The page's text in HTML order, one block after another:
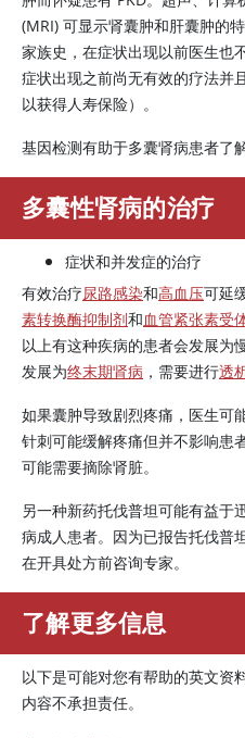
(MRI) 可显示肾囊肿和肝囊肿的
家族史，在症状出现以前医生也
症状出现之前尚无有效的疗法并
以获得人寿保险）。
基因检测有助于多囊肾病患者了
多囊性肾病的治疗
症状和并发症的治疗
有效治疗尿路感染和高血压可延
素转换酶抑制剂和血管紧张素受
以上有这种疾病的患者会发展为
发展为终末期肾病 ，需要进行透
如果囊肿导致剧烈疼痛，医生可
针刺可能缓解疼痛但并不影响患
可能需要摘除肾脏。
另一种新药托伐普坦可能有益于
病成人患者。因为已报告托伐普
在开具处方前咨询专家。
了解更多信息
以下是可能对您有帮助的英文资
内容不承担责任。